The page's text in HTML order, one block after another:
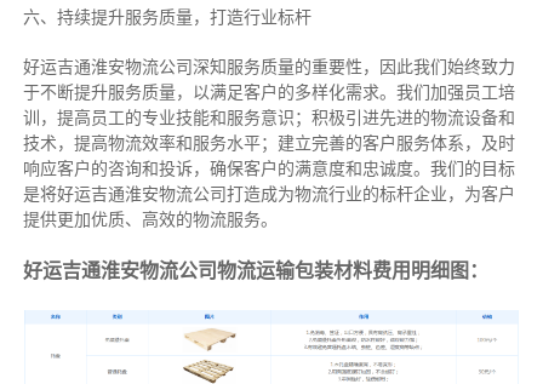
六、持续提升服务质量，打造行业标杆
好运吉通淮安物流公司深知服务质量的重要性，因此我们始终致力
于不断提升服务质量，以满足客户的多样化需求。我们加强员工培
训，提高员工的专业技能和服务意识；积极引进先进的物流设备和
技术，提高物流效率和服务水平；建立完善的客户服务体系，及时
响应客户的咨询和投诉，确保客户的满意度和忠诚度。我们的目标
是将好运吉通淮安物流公司打造成为物流行业的标杆企业，为客户
提供更加优质、高效的物流服务。
好运吉通淮安物流公司物流运输包装材料费用明细图：